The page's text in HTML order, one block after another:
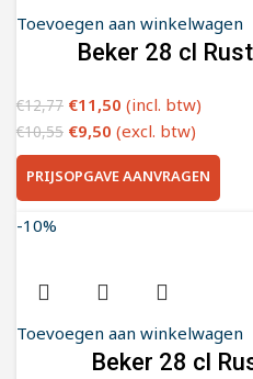
Toevoegen aan winkelwagen
Beker 28 cl
€12,77 €11,50 (incl. btw)
€10,55 €9,50 (excl. btw)
PRIJSOPGAVE AANVRAGEN
-10%
Toevoegen aan winkelwagen
Beker 28 cl